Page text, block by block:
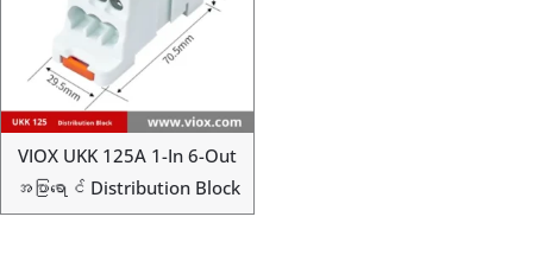
VIOX UKK 125A 1-In 6-Out
အပြာရောင် Distribution Block